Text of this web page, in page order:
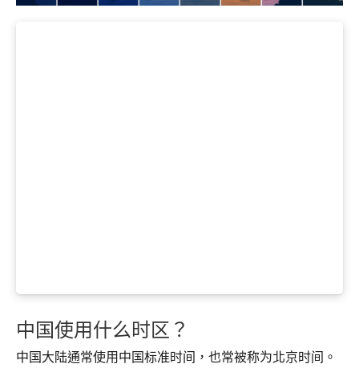
中国使用什么时区？
中国大陆通常使用中国标准时间，也常被称为北京时间。